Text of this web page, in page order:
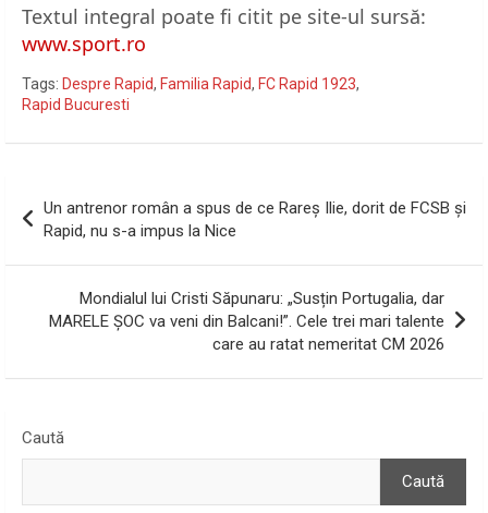
Textul integral poate fi citit pe site-ul sursă:
www.sport.ro
Tags: Despre Rapid, Familia Rapid, FC Rapid 1923,
Rapid Bucuresti
în
articole
Un antrenor român a spus de ce Rareș Ilie, dorit de FCSB și
Rapid, nu s-a impus la Nice
Mondialul lui Cristi Săpunaru: „Susțin Portugalia, dar
MARELE ȘOC va veni din Balcani!”. Cele trei mari talente
care au ratat nemeritat CM 2026
Caută
Caută